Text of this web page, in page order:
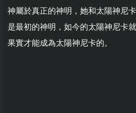
神屬於真正的神明，她和太陽神尼
是最初的神明，如今的太陽神尼卡
果實才能成為太陽神尼卡的。